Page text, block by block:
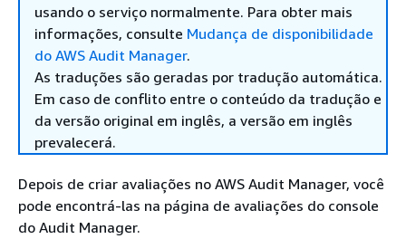
usando o serviço normalmente. Para obter mais
informações, consulte Mudança de disponibilidade
do AWS Audit Manager.
As traduções são geradas por tradução automática.
Em caso de conflito entre o conteúdo da tradução e
da versão original em inglês, a versão em inglês
prevalecerá.
Depois de criar avaliações no AWS Audit Manager, você
pode encontrá-las na página de avaliações do console
do Audit Manager.